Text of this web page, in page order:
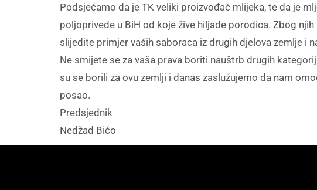
Podsjećamo da je TK veliki proizvođač mlijeka, te da je
poljoprivede u BiH od koje žive hiljade porodica. Zbog
slijedite primjer vaših saboraca iz drugih djelova zemlje i
Ne smijete se za vaša prava boriti nauštrb drugih
su se borili za ovu zemlji i danas zaslužujemo da nam
posao.
Predsjednik
Nedžad Bićo